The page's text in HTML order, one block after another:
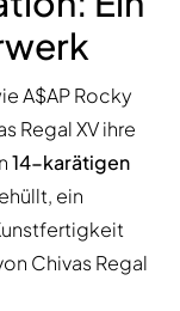
A$AP Rocky
Regal XV ihre
14-karätigen
ein
Chivas Regal